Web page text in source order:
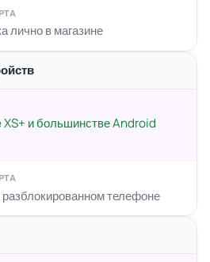
лично в магазине
XS+ и большинстве Android
телефоне